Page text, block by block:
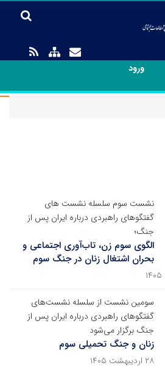
ورود
نشست سوم سلسله نشست های
گفتگوهای راهبردی درباره ایران پس از
جنگ؛
الگوی سوم زن، تاب‌آوری اجتماعی و
بحران اشتغال زنان در جنگ سوم
سومین نشست از سلسله نشست‌های
گفتگوهای راهبردی درباره ایران پس از
جنگ برگزار می‌شود
زنان و جنگ تحمیلی سوم
۲۸ اردیبهشت ۱۴۰۵